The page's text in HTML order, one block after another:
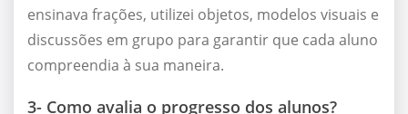
ensinava frações, utilizei objetos, modelos visuais e
discussões em grupo para garantir que cada aluno
compreendia à sua maneira.
3- Como avalia o progresso dos alunos?